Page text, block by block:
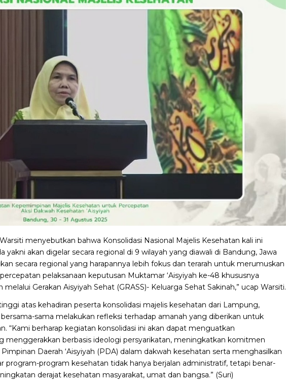
menyebutkan bahwa Konsolidasi Nasional Majelis Kesehatan kali ini
yakni akan digelar secara regional di 9 wilayah yang diawali di Bandung, Jawa
secara regional yang harapannya lebih fokus dan terarah untuk merumuskan
pelaksanaan keputusan Muktamar ‘Aisyiyah ke-48 khususnya
Gerakan Aisyiyah Sehat (GRASS)- Keluarga Sehat Sakinah,” ucap Warsiti.
atas kehadiran peserta konsolidasi majelis kesehatan dari Lampung,
sama melakukan refleksi terhadap amanah yang diberikan untuk
“Kami berharap kegiatan konsolidasi ini akan dapat menguatkan
menggerakkan berbasis ideologi persyarikatan, meningkatkan komitmen
Daerah ‘Aisyiyah (PDA) dalam dakwah kesehatan serta menghasilkan
program-program kesehatan tidak hanya berjalan administratif, tetapi benar-
derajat kesehatan masyarakat, umat dan bangsa.” (Suri)